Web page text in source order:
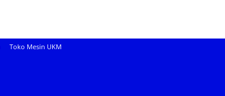
Toko Mesin UKM